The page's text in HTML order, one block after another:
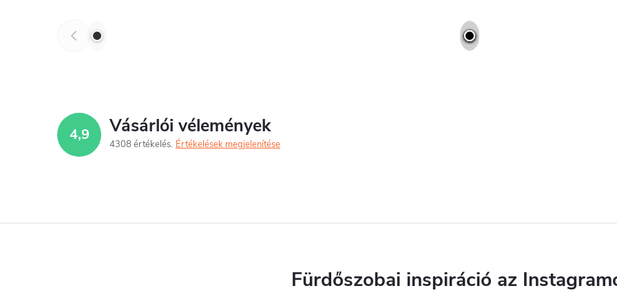
4,9 Vásárlói vélemények
4308 értékelés Értékelések megjelenítése
Fürdőszobai inspiráció az